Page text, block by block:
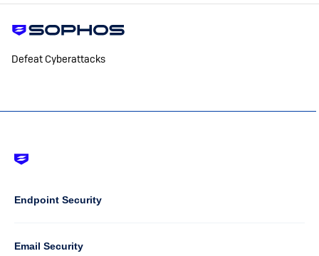
Defeat Cyberattacks
Column
1
Endpoint Security
Email Security